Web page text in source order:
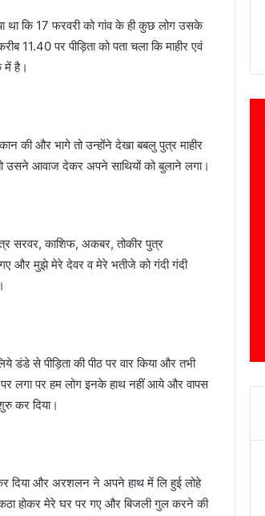
था कि 17 फरवरी को गांव के ही कुछ लोग उसके
पर पीड़िता को पता चला कि माहीर एवं
में है।
की और भागे तो उन्होंने देखा बबलु पुत्र माहीर
उसने आवाज देकर अपने साथियों को बुलाने लगा।
सरवर, काशिफ, अकबर, तोकीर पुत्र
और मुझे मेरे देवर व मेरे भतीजे को गंदी गंदी
से पीड़िता की पीठ पर वार किया और तभी
लगा पर हम लोग इनके हाथ नहीं आये और वापस
कर दिया।
दिया और अरशलन ने अपने हाथ में लि हुई लोहे
होकर मेरे घर पर गए और बिजली गुल करने की